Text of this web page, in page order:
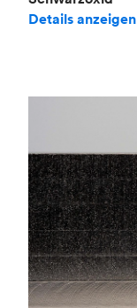
Details anzeigen